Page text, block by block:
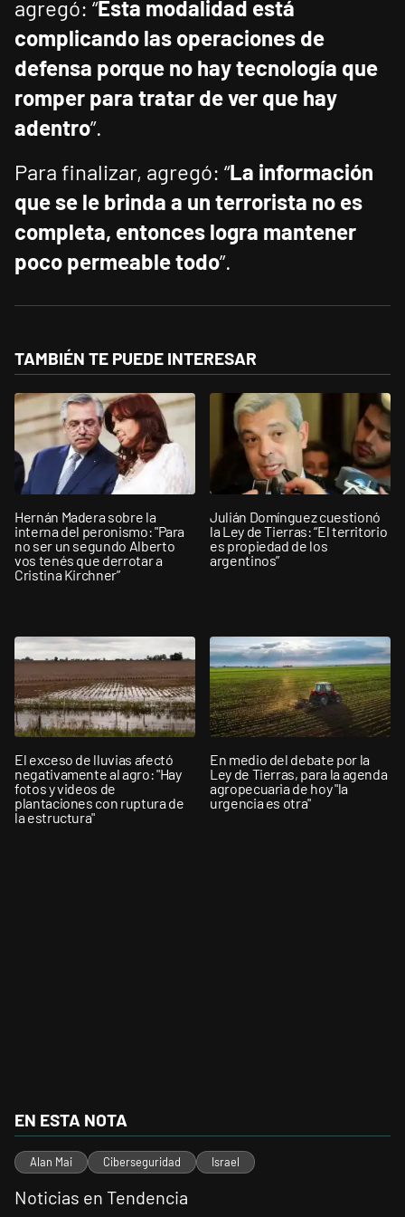
agregó: “Esta modalidad está
complicando las operaciones de
defensa porque no hay tecnología que
romper para tratar de ver que hay
adentro”.
Para finalizar, agregó: “La información
que se le brinda a un terrorista no es
completa, entonces logra mantener
poco permeable todo”.
TAMBIÉN TE PUEDE INTERESAR
Hernán Madera sobre la
interna del peronismo: "Para
no ser un segundo Alberto
vos tenés que derrotar a
Cristina Kirchner”
Julián Domínguez cuestionó
la Ley de Tierras: “El territorio
es propiedad de los
argentinos”
El exceso de lluvias afectó
negativamente al agro: "Hay
fotos y videos de
plantaciones con ruptura de
la estructura"
En medio del debate por la
Ley de Tierras, para la agenda
agropecuaria de hoy "la
urgencia es otra"
EN ESTA NOTA
Alan Mai Ciberseguridad Israel
Noticias en Tendencia